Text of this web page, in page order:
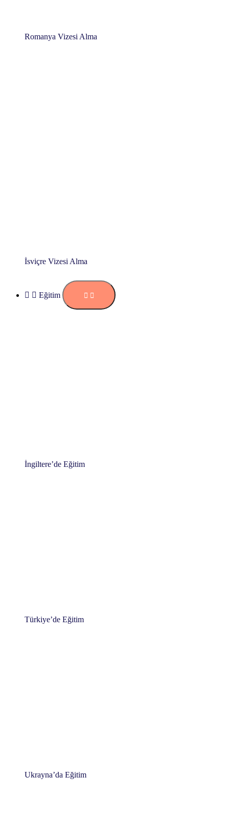
Romanya Vizesi Alma
İsviçre Vizesi Alma
Eğitim
İngiltere’de Eğitim
Türkiye’de Eğitim
Ukrayna’da Eğitim